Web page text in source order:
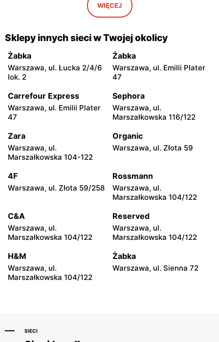
Jabłonna, ul. Zegrzyńska 7 Wołomin, ul. Geodetów 2
Otwock, ul. Płk. Ryszarda
Kuklińskiego 1
Milanówek, ul. Nowowiejska
Deichmann
Nowy Dwór Mazowiecki, ul.
Morawicza 2B
Deichmann
Grodzisk Mazowiecki, ul.
Deichmann Deichmann
Deichmann
Sochaczew, ul. Wójtówka
Deichmann
Deichmann
Reymonta 8A
Deichmann
Łowicz, ul. Władysława
Deichmann
5
Deichmann
Piłsudskiego 74
Deichmann Deichmann
WIĘCEJ
Sklepy innych sieci w Twojej okolicy
Żabka
Warszawa, ul. Łucka 2/4/6
lok. 2
Żabka
Warszawa, ul. Emilii Plater
47
Carrefour Express
Warszawa, ul. Emilii Plater
47
Sephora
Warszawa, ul.
Marszałkowska 116/122
Zara
Warszawa, ul.
Marszałkowska 104-122
Organic
Warszawa, ul. Złota 59
4F
Warszawa, ul. Złota 59/258
Rossmann
Warszawa, ul.
Marszałkowska 104/122
C&A
Warszawa, ul.
Marszałkowska 104/122
Reserved
Warszawa, ul.
Marszałkowska 104/122
H&M
Warszawa, ul.
Marszałkowska 104/122
Żabka
Warszawa, ul. Sienna 72
SIECI